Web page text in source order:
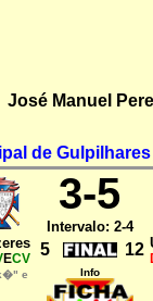
José Manuel
de
3-5
Intervalo: 2-4
ECV 5 12
e
Info